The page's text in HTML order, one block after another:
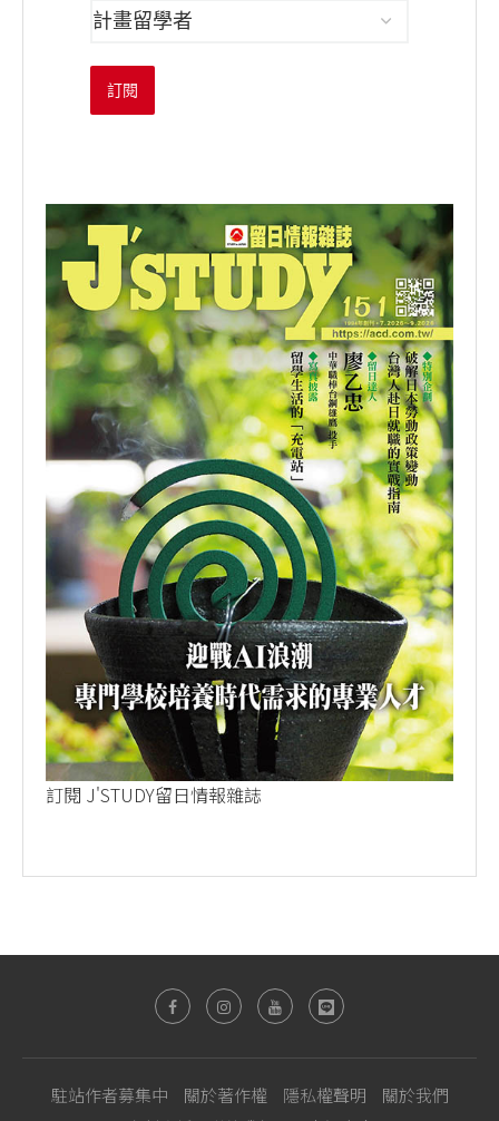
訂閱
訂閱 J'STUDY留日情報雜誌
駐站作者募集中 關於著作權 隱私權聲明
關於我們